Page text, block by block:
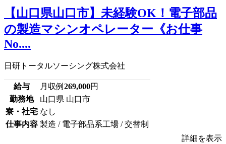
【山口県山口市】未経験OK！電子部品
の製造マシンオペレーター《お仕事
No....
日研トータルソーシング株式会社
給与 月収例 269,000円
勤務地
山口県 山口市
寮・社宅 なし
仕事内容 製造 / 電子部品系工場 / 交替制
詳細を表示